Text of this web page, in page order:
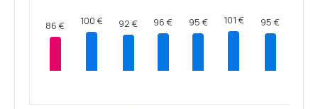
86 € 100 € 92 € 96 € 95 € 101 € 95 €